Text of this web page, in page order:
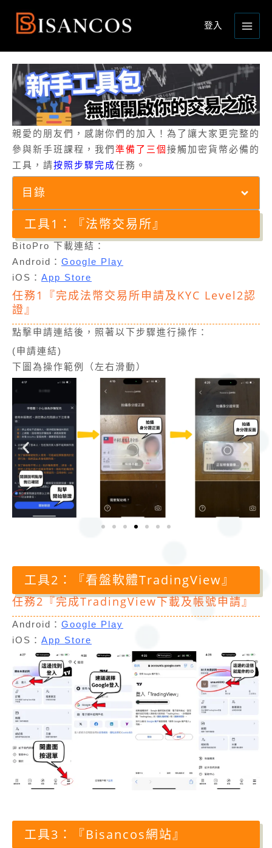
登入
Main
Menu
親愛的朋友們，感謝你們的加入！為了讓大家更完整的
參與新手班課程，我們 準備了三個 接觸加密貨幣必備的
工具，請按照步驟完成任務。
目錄
工具1：『法幣交易所』
BitoPro 下載連結：
Android： Google Play
iOS： App Store
任務1『完成法幣交易所申請及KYC Level2認
證』
點擊申請連結後，照著以下步驟進行操作：
(申請連結)
下圖為操作範例（左右滑動）
工具2：『看盤軟體TradingView』
任務2『完成TradingView下載及帳號申請』
Android： Google Play
iOS： App Store
工具3：『Bisancos網站』